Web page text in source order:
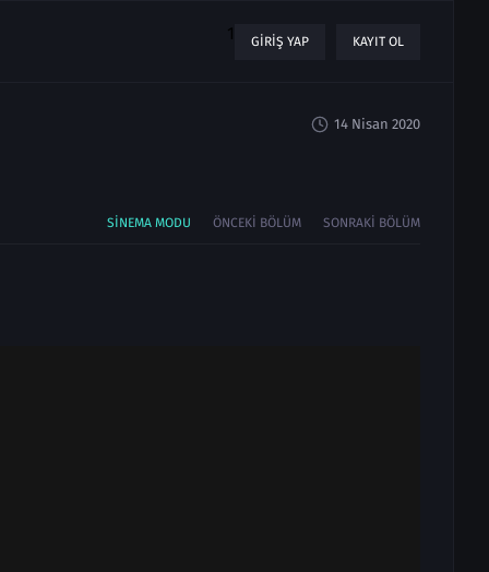
1 GIRIŞ YAP KAYIT OL
14 Nisan 2020
SINEMA MODU ÖNCEKI BÖLÜM SONRAKI BÖLÜM